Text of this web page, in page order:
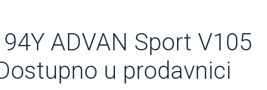
ADVAN Sport V105
u prodavnici